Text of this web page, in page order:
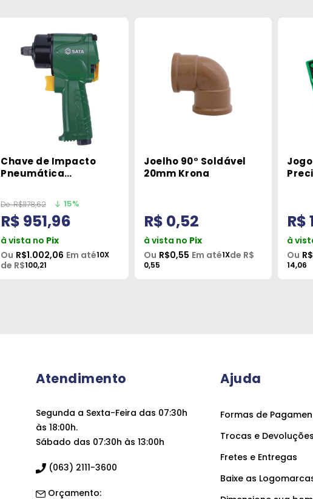
Chave de Impacto
Pneumática
De:R$1178,62 15%
R$ 951,96
à vista no Pix
Ou R$1.002,06 Em até10X
de R$100,21
Joelho 90° Soldável
20mm Krona
R$ 0,52
à vista no Pix
Ou R$0,55 Em até1Xde R$
0,55
R$
à
Ou
14,06
Atendimento
Segunda a Sexta-Feira das 07:30h
às 18:00h.
Sábado das 07:30h às 13:00h
(063) 2111-3600
Orçamento:
Ajuda
Formas de
Trocas e Devoluções
Fretes e Entregas
Baixe as